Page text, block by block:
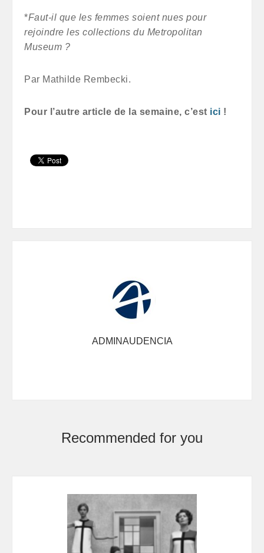
*Faut-il que les femmes soient nues pour
rejoindre les collections du Metropolitan
Museum ?
Par Mathilde Rembecki.
Pour l’autre article de la semaine, c’est ici !
ADMINAUDENCIA
Recommended for you